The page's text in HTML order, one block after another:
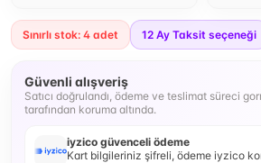
Sınırlı stok: 4 adet 12 Ay Taksit seçeneği
Güvenli alışveriş
Satıcı doğrulandı, ödeme ve teslimat süreci
tarafından koruma altında.
iyzico güvenceli ödeme
Kart bilgileriniz şifreli, ödeme iyzico